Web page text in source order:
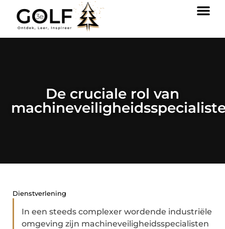
De cruciale rol van
Dienstverlening
In een steeds complexer wordende industriële
omgeving zijn machineveiligheidsspecialisten